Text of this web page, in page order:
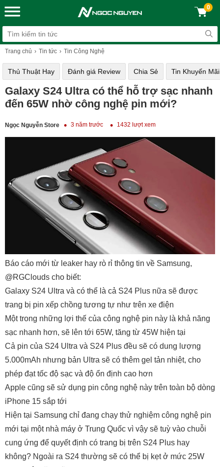
0
Trang chủ Tin tức Tin Công Nghệ
Thủ Thuật Hay Đánh giá Review Chia Sẻ Tin Khuyến Mãi
Galaxy S24 Ultra có thể hỗ trợ sạc nhanh
đến 65W nhờ công nghệ pin mới?
Ngọc Nguyễn Store 3 năm trước 1432 lượt xem
Báo cáo mới từ leaker hay rò rỉ thông tin về Samsung,
@RGClouds cho biết:
Galaxy S24 Ultra và có thể là cả S24 Plus nữa sẽ được
trang bị pin xếp chồng tương tự như trên xe điện
Một trong những lợi thế của công nghệ pin này là khả năng
sạc nhanh hơn, sẽ lên tới 65W, tăng từ 45W hiện tại
Cả pin của S24 Ultra và S24 Plus đều sẽ có dung lượng
5.000mAh nhưng bản Ultra sẽ có thêm gel tản nhiệt, cho
phép đạt tốc độ sạc và độ ổn định cao hơn
Apple cũng sẽ sử dụng pin công nghệ này trên toàn bộ dòng
iPhone 15 sắp tới
Hiện tại Samsung chỉ đang chạy thử nghiệm công nghệ pin
mới tại một nhà máy ở Trung Quốc vì vậy sẽ tuỳ vào chuỗi
cung ứng để quyết định có trang bị trên S24 Plus hay
không? Ngoài ra S24 thường sẽ có thể bị kẹt ở mức 25W